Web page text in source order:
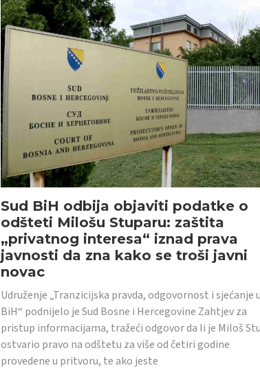
Sud BiH odbija objaviti podatke o
odšteti Milošu Stuparu: zaštita
„privatnog interesa“ iznad prava
javnosti da zna kako se troši javni
novac
Udruženje „Tranzicijska pravda, odgovornost i sjećanje u
BiH“ podnijelo je Sud Bosne i Hercegovine Zahtjev za
pristup informacijama, tražeći odgovor da li je Miloš
ostvario pravo na odštetu za više od četiri godine
provedene u pritvoru, te ako jeste